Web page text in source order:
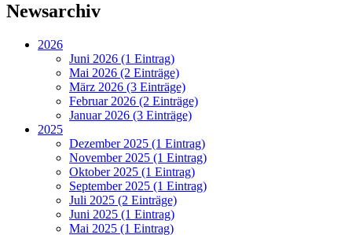
Newsarchiv
2026
Juni 2026 (1 Eintrag)
Mai 2026 (2 Einträge)
März 2026 (3 Einträge)
Februar 2026 (2 Einträge)
Januar 2026 (3 Einträge)
2025
Dezember 2025 (1 Eintrag)
November 2025 (1 Eintrag)
Oktober 2025 (1 Eintrag)
September 2025 (1 Eintrag)
Juli 2025 (2 Einträge)
Juni 2025 (1 Eintrag)
Mai 2025 (1 Eintrag)